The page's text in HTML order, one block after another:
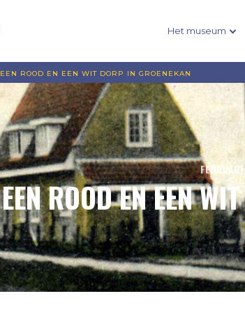
Het museum
EEN ROOD EN EEN WIT DORP IN GROENEKAN
EEN ROOD EN EEN